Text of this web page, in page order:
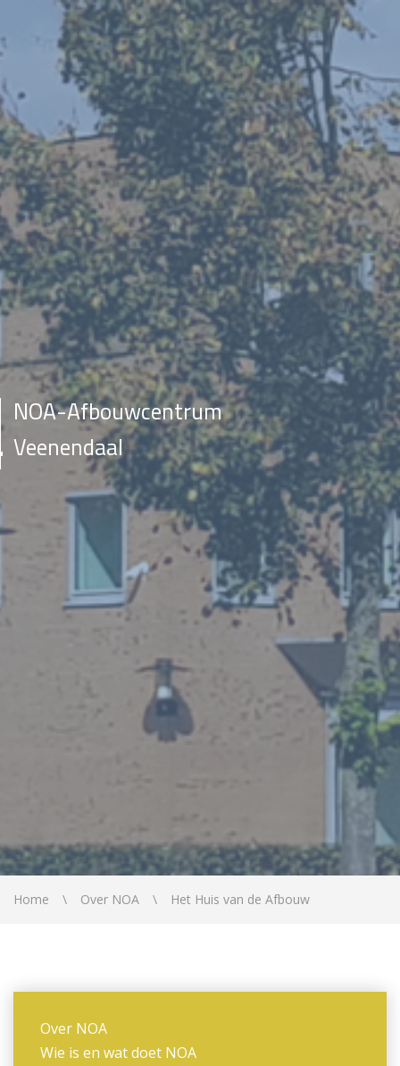
NOA-Afbouwcentrum
Veenendaal
Home Over NOA Het Huis van de Afbouw
Over NOA
Wie is en wat doet NOA